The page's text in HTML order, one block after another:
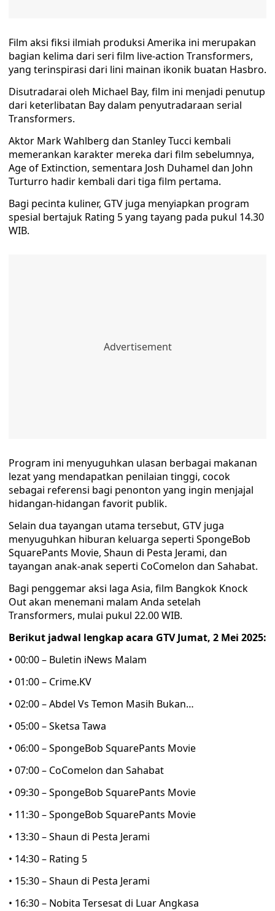
Film aksi fiksi ilmiah produksi Amerika ini merupakan
bagian kelima dari seri film live-action Transformers,
yang terinspirasi dari lini mainan ikonik buatan Hasbro.
Disutradarai oleh Michael Bay, film ini menjadi penutup
dari keterlibatan Bay dalam penyutradaraan serial
Transformers.
Aktor Mark Wahlberg dan Stanley Tucci kembali
memerankan karakter mereka dari film sebelumnya,
Age of Extinction, sementara Josh Duhamel dan John
Turturro hadir kembali dari tiga film pertama.
Bagi pecinta kuliner, GTV juga menyiapkan program
spesial bertajuk Rating 5 yang tayang pada pukul 14.30
WIB.
Program ini menyuguhkan ulasan berbagai makanan
lezat yang mendapatkan penilaian tinggi, cocok
sebagai referensi bagi penonton yang ingin menjajal
hidangan-hidangan favorit publik.
Selain dua tayangan utama tersebut, GTV juga
menyuguhkan hiburan keluarga seperti SpongeBob
SquarePants Movie, Shaun di Pesta Jerami, dan
tayangan anak-anak seperti CoComelon dan Sahabat.
Bagi penggemar aksi laga Asia, film Bangkok Knock
Out akan menemani malam Anda setelah
Transformers, mulai pukul 22.00 WIB.
Berikut jadwal lengkap acara GTV Jumat, 2 Mei 2025:
• 00:00 – Buletin iNews Malam
• 01:00 – Crime.KV
• 02:00 – Abdel Vs Temon Masih Bukan…
• 05:00 – Sketsa Tawa
• 06:00 – SpongeBob SquarePants Movie
• 07:00 – CoComelon dan Sahabat
• 09:30 – SpongeBob SquarePants Movie
• 11:30 – SpongeBob SquarePants Movie
• 13:30 – Shaun di Pesta Jerami
• 14:30 – Rating 5
• 15:30 – Shaun di Pesta Jerami
• 16:30 – Nobita Tersesat di Luar Angkasa